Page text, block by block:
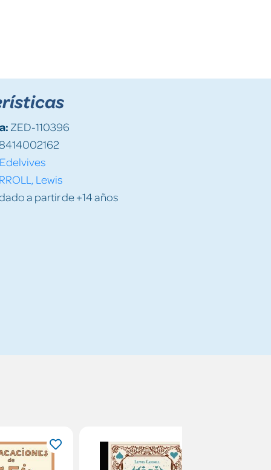
ZED-110396
Edelvives
Lewis
a partir de +14 años